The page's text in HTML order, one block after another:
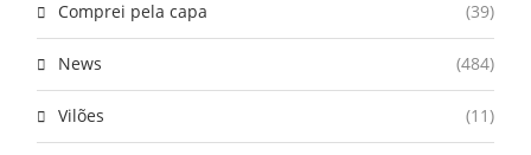
Comprei pela capa (39)
News (484)
Vilões (11)